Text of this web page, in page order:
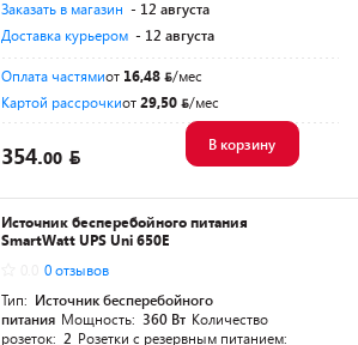
Заказать в магазин - 12 августа
Доставка курьером - 12 августа
Оплата частямиот 16,48
/мес
Картой рассрочкиот29,50 /мес
354.00
В корзину
Источник бесперебойного питания
SmartWatt UPS Uni 650E
0 отзывов
Тип: Источник бесперебойного
питания Мощность: 360 Вт Количество
розеток: 2 Розетки с резервным питанием: